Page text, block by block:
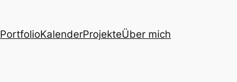
PortfolioKalenderProjekteÜber mich